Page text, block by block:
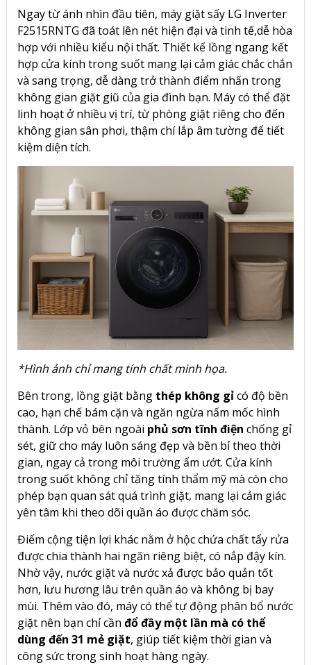
Ngay từ ánh nhìn đầu tiên, máy giặt sấy LG Inverter
F2515RNTG đã toát lên nét hiện đại và tinh tế,dễ hòa
hợp với nhiều kiểu nội thất. Thiết kế lồng ngang kết
hợp cửa kính trong suốt mang lại cảm giác chắc chắn
và sang trọng, dễ dàng trở thành điểm nhấn trong
không gian giặt giũ của gia đình bạn. Máy có thể đặt
linh hoạt ở nhiều vị trí, từ phòng giặt riêng cho đến
không gian sân phơi, thậm chí lắp âm tường để tiết
kiệm diện tích.
*Hình ảnh chỉ mang tính chất minh họa.
Bên trong, lồng giặt bằng thép không gỉcó độ bền
cao, hạn chế bám cặn và ngăn ngừa nấm mốc hình
thành. Lớp vỏ bên ngoài phủ sơn tĩnh điện chống gỉ
sét, giữ cho máy luôn sáng đẹp và bền bỉ theo thời
gian, ngay cả trong môi trường ẩm ướt. Cửa kính
trong suốt không chỉ tăng tính thẩm mỹ mà còn cho
phép bạn quan sát quá trình giặt, mang lại cảm giác
yên tâm khi theo dõi quần áo được chăm sóc.
Điểm cộng tiện lợi khác nằm ở hộc chứa chất tẩy rửa
được chia thành hai ngăn riêng biệt, có nắp đậy kín.
Nhờ vậy, nước giặt và nước xả được bảo quản tốt
hơn, lưu hương lâu trên quần áo và không bị bay
mùi. Thêm vào đó, máy có thể tự động phân bổ nước
giặt nên bạn chỉ cần đổ đầy một lần mà có thể
dùng đến 31 mẻ giặt, giúp tiết kiệm thời gian và
công sức trong sinh hoạt hàng ngày.